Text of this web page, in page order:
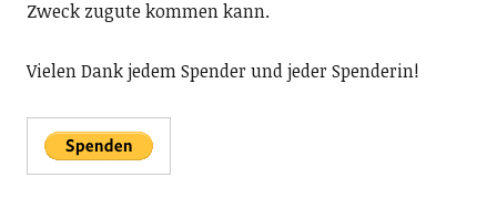
Zweck zugute kommen kann.
Vielen Dank jedem Spender und jeder Spenderin!